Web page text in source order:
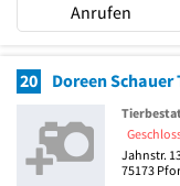
Anrufen
20 Doreen
Jahnstr.
75173